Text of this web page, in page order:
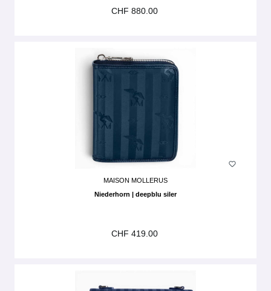
CHF 880.00
MAISON MOLLERUS
Niederhorn | deepblu siler
CHF 419.00